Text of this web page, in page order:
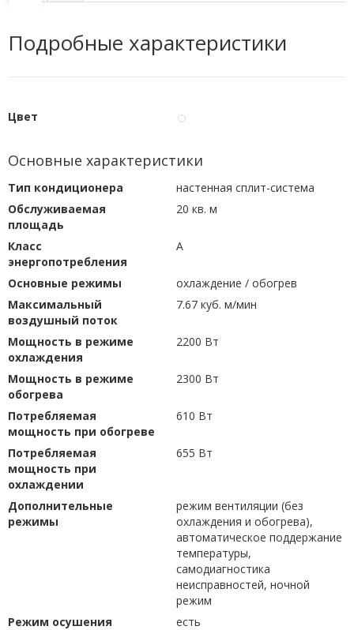
Подробные характеристики
Цвет
Основные характеристики
Тип кондиционера
настенная сплит-система
Обслуживаемая
площадь
20 кв. м
Класс
энергопотребления
A
Основные режимы
охлаждение / обогрев
Максимальный
воздушный поток
7.67 куб. м/мин
Мощность в режиме
охлаждения
2200 Вт
Мощность в режиме
обогрева
2300 Вт
Потребляемая
мощность при обогреве
610 Вт
Потребляемая
мощность при
охлаждении
655 Вт
Дополнительные
режимы
режим вентиляции (без
охлаждения и обогрева),
автоматическое поддержание
температуры,
самодиагностика
неисправностей, ночной
режим
Режим осушения
есть